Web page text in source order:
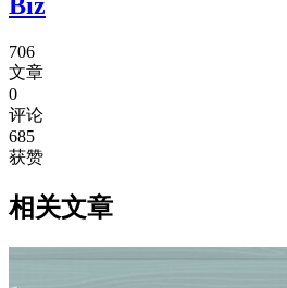
706
文章
0
评论
685
获赞
相关文章